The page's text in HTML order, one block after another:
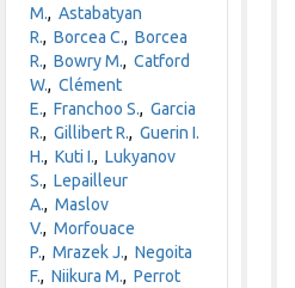
M.,Astabatyan
R.,Borcea C.,Borcea
R.,Bowry M.,Catford
W.,Clément
E.,Franchoo S.,Garcia
R.,Gillibert R.,Guerin I.
H.,Kuti I.,Lukyanov
S.,Lepailleur
A.,Maslov
V.,Morfouace
P.,Mrazek J.,Negoita
F.,Niikura M.,Perrot